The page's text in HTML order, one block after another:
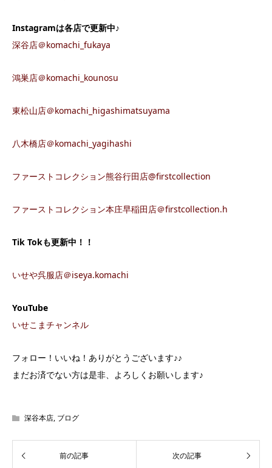
Instagramは各店で更新中♪
深谷店＠komachi_fukaya
鴻巣店＠komachi_kounosu
東松山店＠komachi_higashimatsuyama
八木橋店＠komachi_yagihashi
ファーストコレクション熊谷行田店@firstcollection
ファーストコレクション本庄早稲田店＠firstcollection.h
Tik Tokも更新中！！
いせや呉服店＠iseya.komachi
YouTube
いせこまチャンネル
フォロー！いいね！ありがとうございます♪♪
まだお済でない方は是非、よろしくお願いします♪
深谷本店, ブログ